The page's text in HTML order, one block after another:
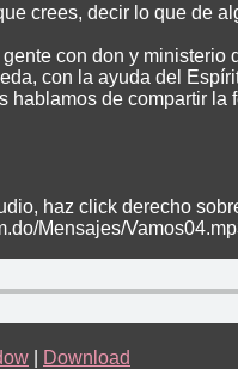
crees, decir lo que de
con don y
con la ayuda del
hablamos de compartir
haz click derecho
Mensajes/
Download